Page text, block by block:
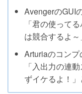
AvengerのGUI
「君の使って
は競合するよ
Arturiaのコンプ
「入出力の連
ずイケるよ！